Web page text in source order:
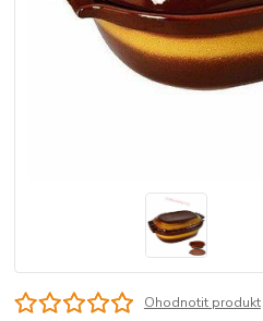
Ohodnotit produkt